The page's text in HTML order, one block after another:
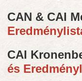
CAN & CAI
CAI
és